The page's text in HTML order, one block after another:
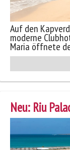
Auf den
moderne
Maria öffnete
Neu: Riu